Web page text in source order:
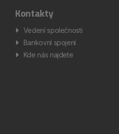
Kontakty
Vedení společnosti
Bankovní spojení
Kde nás najdete